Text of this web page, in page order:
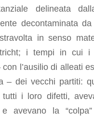
delineata
decontaminata
in senso
i tempi in cui i
l’ausilio di alleati
– dei vecchi partiti:
i loro difetti,
avevano la